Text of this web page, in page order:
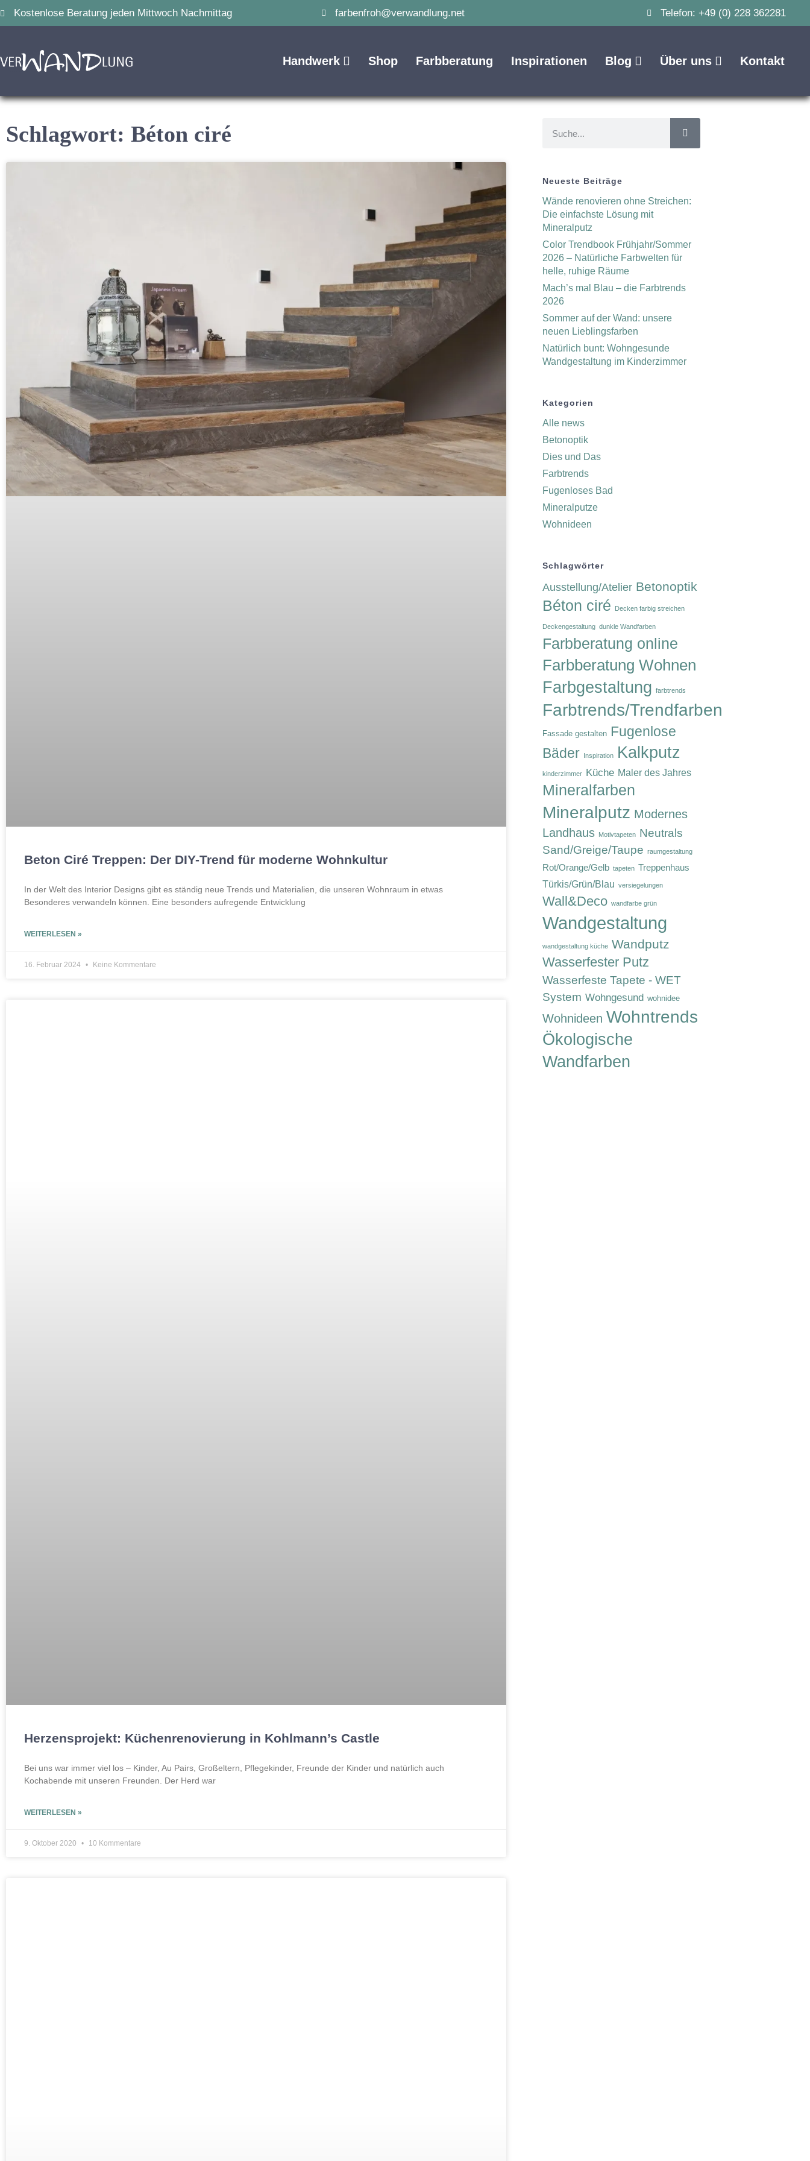
Kostenlose Beratung jeden Mittwoch Nachmittag farbenfroh@verwandlung.net Telefon: +49 (0) 228 362281
Handwerk Shop Farbberatung Inspirationen Blog Über uns Kontakt
Schlagwort: Béton ciré
Beton Ciré Treppen: Der DIY-Trend für moderne Wohnkultur
In der Welt des Interior Designs gibt es ständig neue Trends und Materialien, die unseren Wohnraum in etwas
Besonderes verwandeln können. Eine besonders aufregende Entwicklung
WEITERLESEN »
16. Februar 2024 Keine Kommentare
Herzensprojekt: Küchenrenovierung in Kohlmann’s Castle
Bei uns war immer viel los – Kinder, Au Pairs, Großeltern, Pflegekinder, Freunde der Kinder und natürlich auch
Kochabende mit unseren Freunden. Der Herd war
WEITERLESEN »
9. Oktober 2020 10 Kommentare
Neueste Beiträge
Wände renovieren ohne Streichen:
Die einfachste Lösung mit
Mineralputz
Color Trendbook Frühjahr/Sommer
2026 – Natürliche Farbwelten für
helle, ruhige Räume
Mach’s mal Blau – die Farbtrends
2026
Sommer auf der Wand: unsere
neuen Lieblingsfarben
Natürlich bunt: Wohngesunde
Wandgestaltung im Kinderzimmer
Kategorien
Alle news
Betonoptik
Dies und Das
Farbtrends
Fugenloses Bad
Mineralputze
Wohnideen
Schlagwörter
Ausstellung/Atelier Betonoptik
Béton ciré Decken farbig streichen
Deckengestaltung dunkle Wandfarben
Farbberatung online
Farbberatung Wohnen
Farbgestaltung farbtrends
Farbtrends/Trendfarben
Fassade gestalten Fugenlose
Bäder
Inspiration Kalkputz
kinderzimmer Küche Maler des Jahres
Mineralfarben
Mineralputz Modernes
Landhaus
Motivtapeten
Neutrals
Sand/Greige/Taupe raumgestaltung
Rot/Orange/Gelb tapeten Treppenhaus
Türkis/Grün/Blau versiegelungen
Wall&Deco wandfarbe grün
Wandgestaltung
wandgestaltung küche Wandputz
Wasserfester Putz
Wasserfeste Tapete - WET
System Wohngesund wohnidee
Wohnideen Wohntrends
Ökologische
Wandfarben